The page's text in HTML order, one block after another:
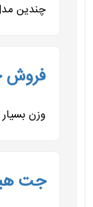
چندین مدل از
فروش جت
وزن
جت